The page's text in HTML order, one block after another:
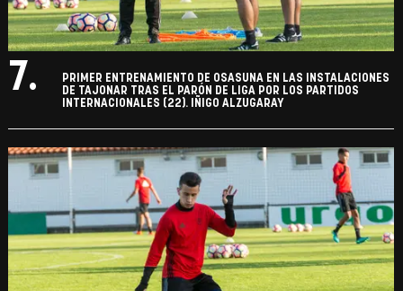
7.
PRIMER ENTRENAMIENTO DE OSASUNA EN LAS INSTALACIONES
DE TAJONAR TRAS EL PARÓN DE LIGA POR LOS PARTIDOS
INTERNACIONALES (22). IÑIGO ALZUGARAY